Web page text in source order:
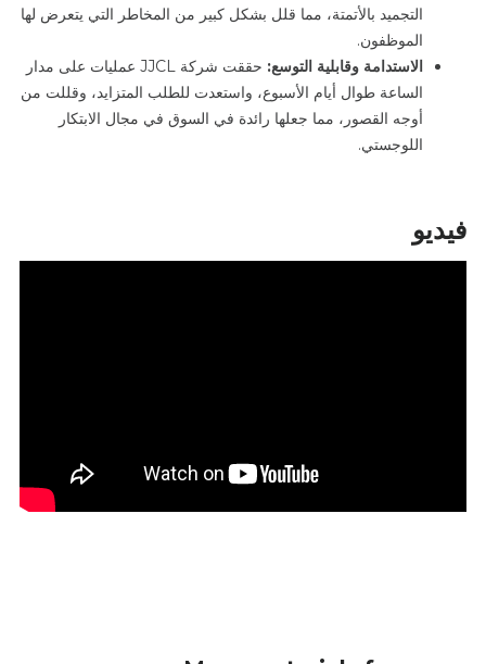
التجميد بالأتمتة، مما قلل بشكل كبير من المخاطر التي يتعرض لها
الموظفون.
الاستدامة وقابلية التوسع:
حققت شركة JJCL عمليات على مدار
الساعة طوال أيام الأسبوع، واستعدت للطلب المتزايد، وقللت من
أوجه القصور، مما جعلها رائدة في السوق في مجال الابتكار
اللوجستي.
فيديو